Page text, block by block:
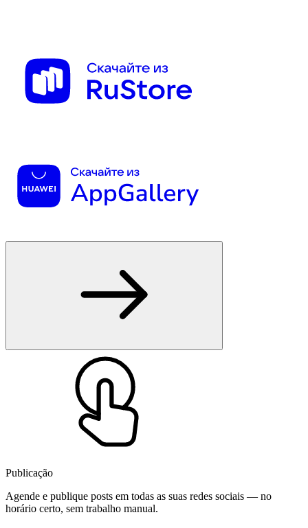
Publicação
Agende e publique posts em todas as suas redes sociais — no
horário certo, sem trabalho manual.